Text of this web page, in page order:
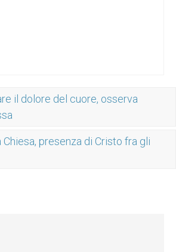
il dolore del cuore, osserva
Chiesa, presenza di Cristo fra gli